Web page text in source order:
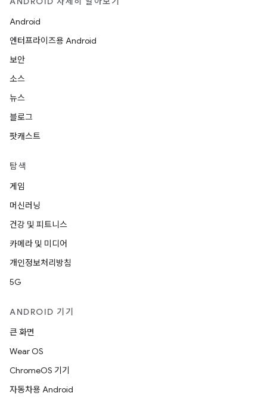
Android
엔터프라이즈용 Android
보안
소스
뉴스
블로그
팟캐스트
탐색
게임
머신러닝
건강 및 피트니스
카메라 및 미디어
개인정보처리방침
5G
ANDROID 기기
큰 화면
Wear OS
ChromeOS 기기
자동차용 Android